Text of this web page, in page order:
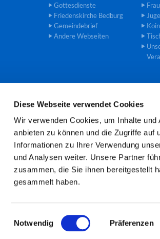
Diese Webseite verwendet Cookies
Wir verwenden Cookies, um Inhalte
anbieten zu können und die Zugriffe
Informationen zu Ihrer Verwendung
und Analysen weiter. Unsere Partner
zusammen, die Sie ihnen bereitgestellt
gesammelt haben.
i
Notwendig Präferenzen
Gottesdienste
Friedenskirche Bedburg
Gemeindebrief
Andere Webseiten
Evangelische Trinitatis-Kirchengemeinde an der